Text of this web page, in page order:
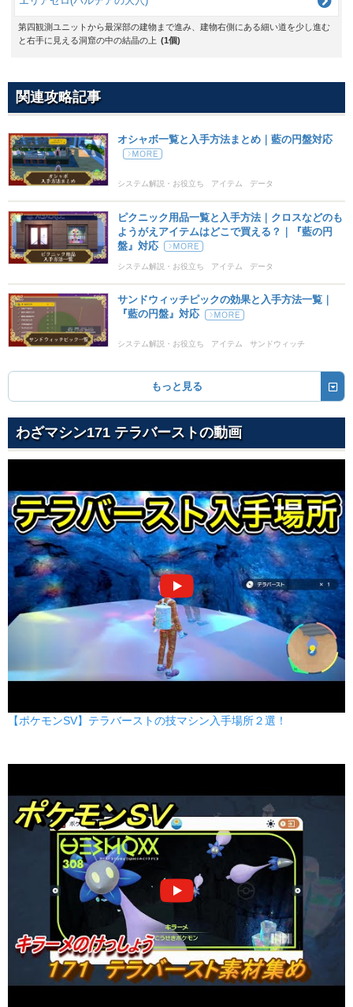
第四観測ユニットから最深部の建物まで進み、建物右側にある細い道を少し進む
と右手に見える洞窟の中の結晶の上 (1個)
関連攻略記事
オシャボ一覧と入手方法まとめ｜藍の円盤対応
システム解説・お役立ち アイテム データ
ピクニック用品一覧と入手方法｜クロスなどのも
ようがえアイテムはどこで買える？｜『藍の円
盤』対応
システム解説・お役立ち アイテム データ
サンドウィッチピックの効果と入手方法一覧｜
『藍の円盤』対応
システム解説・お役立ち アイテム サンドウィッチ
もっと見る
わざマシン171 テラバーストの動画
【ポケモンSV】テラバーストの技マシン入手場所２選！